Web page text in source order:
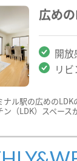
広め
開
リ
ナル駅の広めの
ン（LDK）スペー